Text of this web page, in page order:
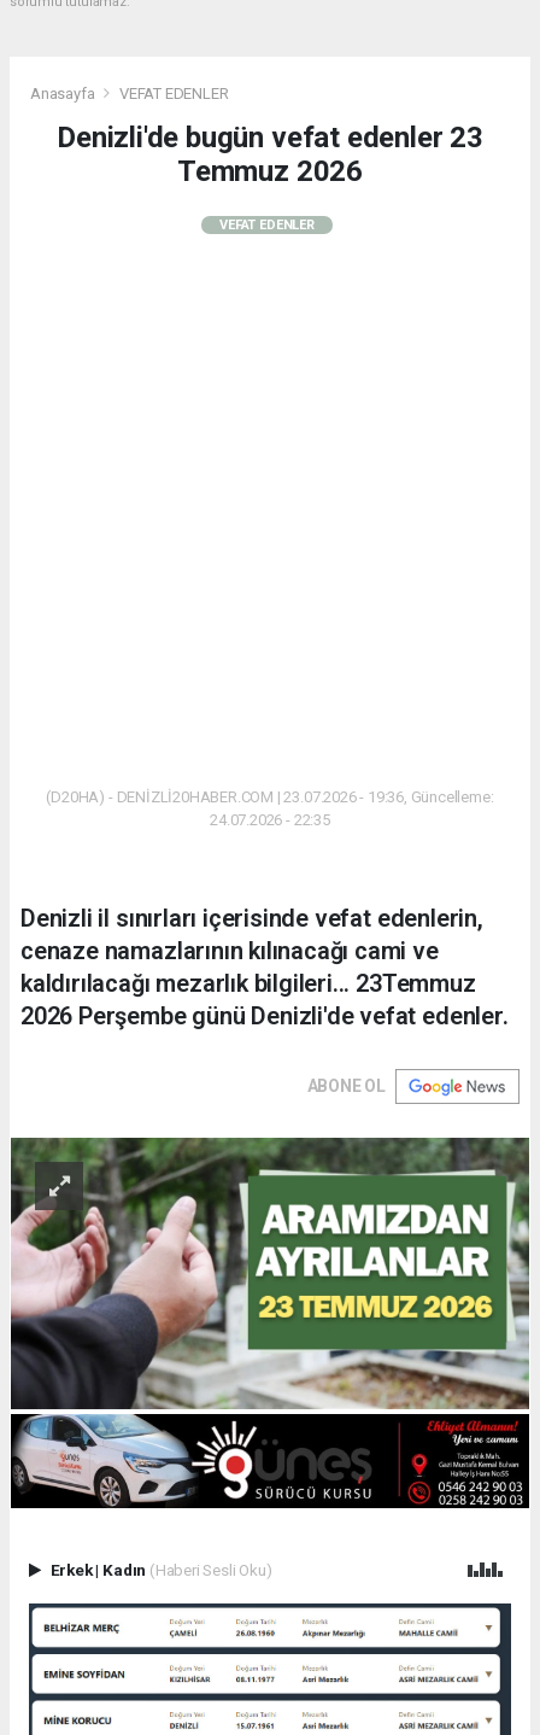
Anasayfa VEFAT EDENLER
Denizli'de bugün vefat edenler 23
Temmuz 2026
VEFAT EDENLER
(D20HA) - DENİZLİ20HABER.COM | 23.07.2026 - 19:36, Güncelleme:
24.07.2026 - 22:35
Denizli il sınırları içerisinde vefat edenlerin,
cenaze namazlarının kılınacağı cami ve
kaldırılacağı mezarlık bilgileri... 23Temmuz
2026 Perşembe günü Denizli'de vefat edenler.
ABONE OL
Erkek| Kadın (Haberi Sesli Oku)